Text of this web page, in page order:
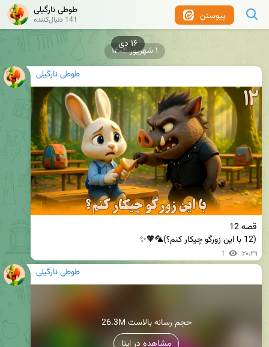
پیوستن طوطی نارگیلی
141 دنبال‌کننده
طوطی نارگیلی
(12 با این زورگو چیکار کنم؟)🦜🧡✨
1 ۲۰:۲۹
۱ شهریور ۱۴۰۴
طوطی نارگیلی
26.3M حجم رسانه بالاست
مشاهده در ایتا